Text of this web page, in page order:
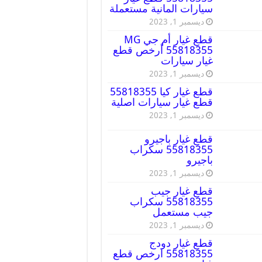
سيارات المانية مستعملة
ديسمبر 1, 2023
قطع غيار أم جي MG
55818355 أرخص قطع
غيار سيارات
ديسمبر 1, 2023
قطع غيار كيا 55818355
قطع غيار سيارات اصلية
ديسمبر 1, 2023
قطع غيار باجيرو
55818355 سكراب
باجيرو
ديسمبر 1, 2023
قطع غيار جيب
55818355 سكراب
جيب مستعمل
ديسمبر 1, 2023
قطع غيار دودج
55818355 ارخص قطع